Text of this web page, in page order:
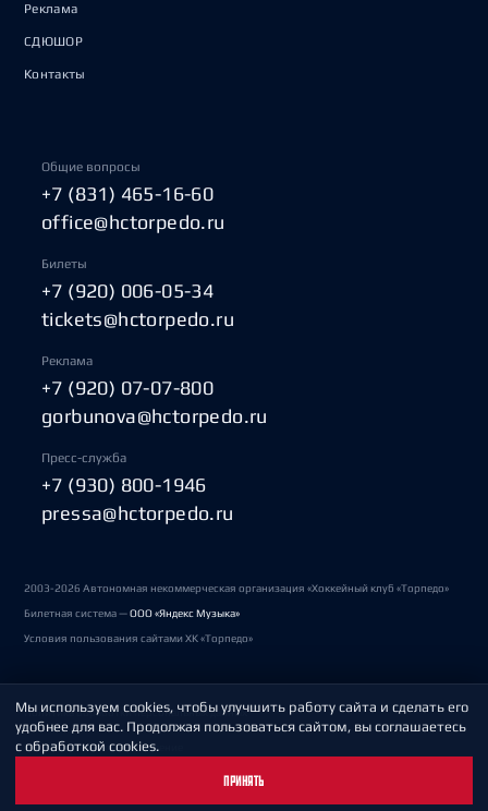
Реклама
СДЮШОР
Контакты
Общие вопросы
+7 (831) 465-16-60
office@hctorpedo.ru
Билеты
+7 (920) 006-05-34
tickets@hctorpedo.ru
Реклама
+7 (920) 07-07-800
gorbunova@hctorpedo.ru
Пресс-служба
+7 (930) 800-1946
pressa@hctorpedo.ru
2003-2026 Автономная некоммерческая организация «Хоккейный клуб «Торпедо»
Билетная система —ООО «Яндекс Музыка»
Условия пользования сайтами ХК «Торпедо»
Политика обработки персональных данных
Пользовательское соглашение
Мы используем cookies, чтобы улучшить работу сайта и сделать его
удобнее для вас. Продолжая пользоваться сайтом, вы соглашаетесь
с обработкой cookies.
ПРИНЯТЬ